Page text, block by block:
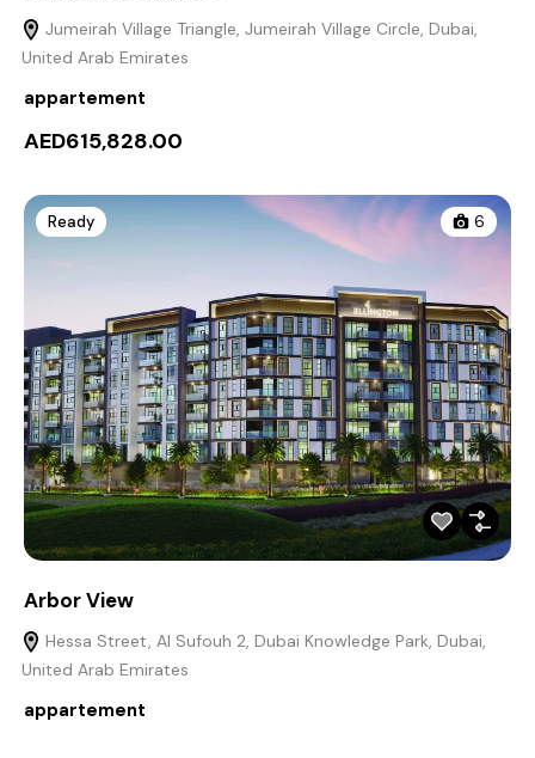
Jumeirah Village Triangle, Jumeirah Village Circle, Dubai,
United Arab Emirates
appartement
AED615,828.00
Ready 6
Arbor View
Hessa Street, Al Sufouh 2, Dubai Knowledge Park, Dubai,
United Arab Emirates
appartement